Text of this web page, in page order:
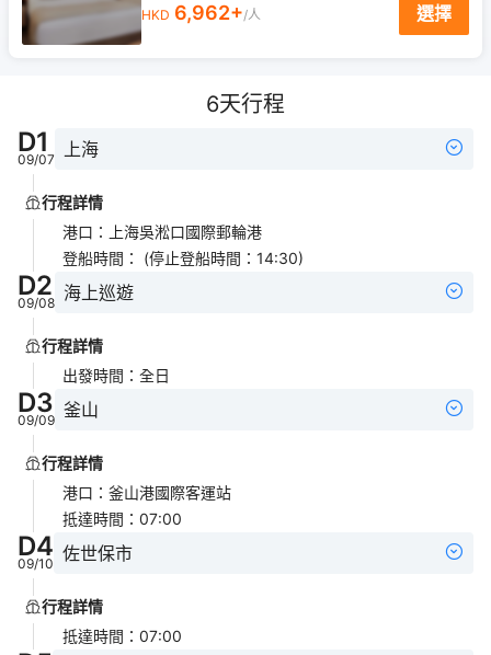
HKD 6,962+/人 選擇
6天行程
D1
09/07 上海
行程詳情
港口 ：
上海吳淞口國際郵輪港
登船時間 ： (停止登船時間：14:30)
D2
09/08 海上巡遊
行程詳情
出發時間 ： 全日
D3
09/09 釜山
行程詳情
港口 ： 釜山港國際客運站
抵達時間 ： 07:00
D4
09/10 佐世保市
行程詳情
抵達時間 ： 07:00